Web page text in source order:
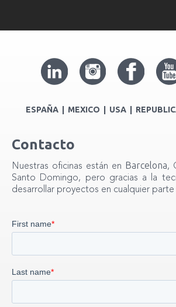
ESPAÑA | MEXICO | USA |
Contacto
Nuestras oficinas están en Barcelona,
Santo Domingo, pero gracias a la
desarrollar proyectos en cualquier